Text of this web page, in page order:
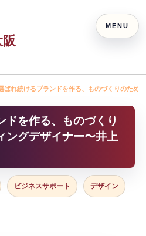
ばれ続けるブランドを作る、ものづくりのため
ドを作る、ものづくり
ングデザイナー〜井上
ビジネスサポート デザイン
MENU